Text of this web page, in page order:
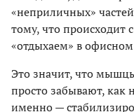
«неприличных»
тому, что
«отдыхаем» в
Это значит, что
просто забывают, как
именно —